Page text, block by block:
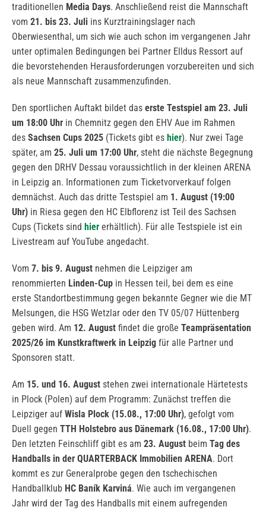
traditionellen Media Days. Anschließend reist die Mannschaft
vom 21. bis 23. Juli ins Kurztrainingslager nach
Oberwiesenthal, um sich wie auch schon im vergangenen Jahr
unter optimalen Bedingungen bei Partner Elldus Ressort auf
die bevorstehenden Herausforderungen vorzubereiten und sich
als neue Mannschaft zusammenzufinden.
Den sportlichen Auftakt bildet das erste Testspiel am 23. Juli
um 18:00 Uhr in Chemnitz gegen den EHV Aue im Rahmen
des Sachsen Cups 2025 (Tickets gibt es hier). Nur zwei Tage
später, am 25. Juli um 17:00 Uhr, steht die nächste Begegnung
gegen den DRHV Dessau voraussichtlich in der kleinen ARENA
in Leipzig an. Informationen zum Ticketvorverkauf folgen
demnächst. Auch das dritte Testspiel am 1. August (19:00
Uhr) in Riesa gegen den HC Elbflorenz ist Teil des Sachsen
Cups (Tickets sind hier erhältlich). Für alle Testspiele ist ein
Livestream auf YouTube angedacht.
Vom 7. bis 9. August nehmen die Leipziger am
renommierten Linden-Cup in Hessen teil, bei dem es eine
erste Standortbestimmung gegen bekannte Gegner wie die MT
Melsungen, die HSG Wetzlar oder den TV 05/07 Hüttenberg
geben wird. Am 12. August findet die große Teampräsentation
2025/26 im Kunstkraftwerk in Leipzig für alle Partner und
Sponsoren statt.
Am 15. und 16. August stehen zwei internationale Härtetests
in Plock (Polen) auf dem Programm: Zunächst treffen die
Leipziger auf Wisla Plock (15.08., 17:00 Uhr), gefolgt vom
Duell gegen TTH Holstebro aus Dänemark (16.08., 17:00 Uhr).
Den letzten Feinschliff gibt es am 23. August beim Tag des
Handballs in der QUARTERBACK Immobilien ARENA. Dort
kommt es zur Generalprobe gegen den tschechischen
Handballklub HC Baník Karviná. Wie auch im vergangenen
Jahr wird der Tag des Handballs mit einem aufregenden